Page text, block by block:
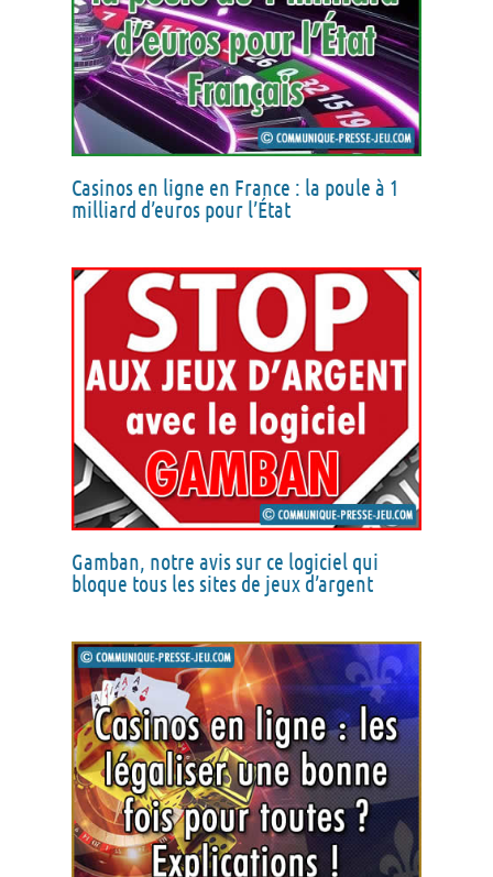
Casinos en ligne en France : la poule à 1
milliard d’euros pour l’État
Gamban, notre avis sur ce logiciel qui
bloque tous les sites de jeux d’argent